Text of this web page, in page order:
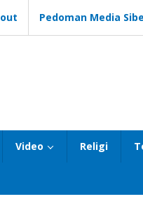
Pedoman Media
Video Religi